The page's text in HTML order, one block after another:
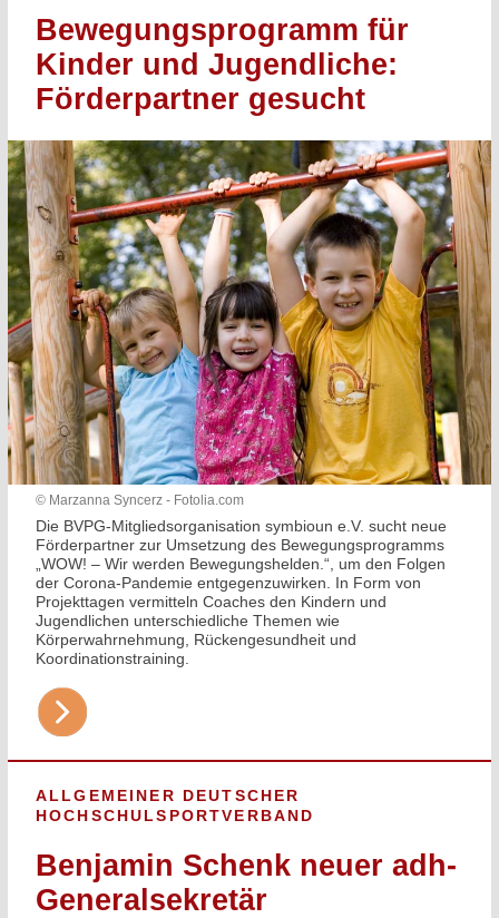
Bewegungsprogramm für
Kinder und Jugendliche:
Förderpartner gesucht
© Marzanna Syncerz - Fotolia.com
Die BVPG-Mitgliedsorganisation symbioun e.V. sucht neue
Förderpartner zur Umsetzung des Bewegungsprogramms
„WOW! – Wir werden Bewegungshelden.“, um den Folgen
der Corona-Pandemie entgegenzuwirken. In Form von
Projekttagen vermitteln Coaches den Kindern und
Jugendlichen unterschiedliche Themen wie
Körperwahrnehmung, Rückengesundheit und
Koordinationstraining.
ALLGEMEINER DEUTSCHER
HOCHSCHULSPORTVERBAND
Benjamin Schenk neuer adh-
Generalsekretär